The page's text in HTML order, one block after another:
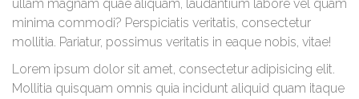
ullam magnam quae aliquam, laudantium labore vel quam
minima commodi? Perspiciatis veritatis, consectetur
mollitia. Pariatur, possimus veritatis in eaque nobis, vitae!
Lorem ipsum dolor sit amet, consectetur adipisicing elit.
Mollitia quisquam omnis quia incidunt aliquid quam itaque